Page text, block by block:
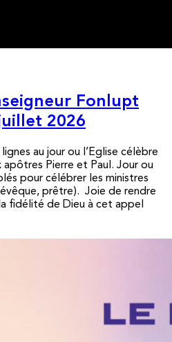
Fonlupt
2026
au jour ou l’Eglise célèbre
Pierre et Paul. Jour ou
pour célébrer les ministres
prêtre). Joie de rendre
fidélité de Dieu à cet appel